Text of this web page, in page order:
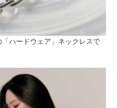
ハードウェア」ネックレスで